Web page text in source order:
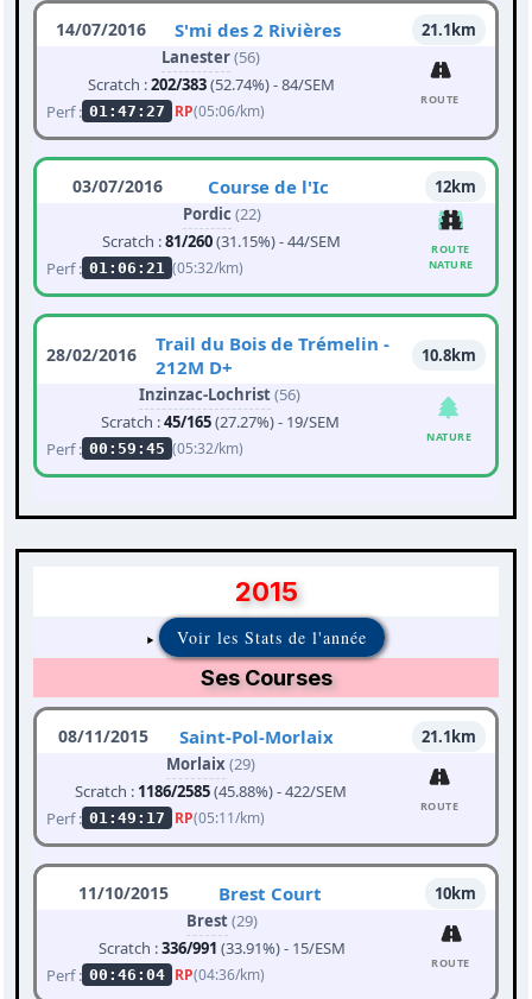
14/07/2016 S'mi des 2 Rivières
21.1km
Lanester(56)
Scratch :202/383(52.74%) - 84/SEM
Perf : 01:47:27 RP(05:06/km)
ROUTE
03/07/2016 Course de l'Ic
12km
Pordic (22)
Scratch :81/260(31.15%) - 44/SEM
Perf : 01:06:21 (05:32/km)
ROUTE
NATURE
28/02/2016
Trail du Bois de Trémelin -
212M D+
10.8km
Inzinzac-Lochrist(56)
Scratch :45/165(27.27%) - 19/SEM
Perf : 00:59:45 (05:32/km)
NATURE
2015
Voir les Stats de l'année
Ses Courses
08/11/2015 Saint-Pol-Morlaix
21.1km
Morlaix(29)
Scratch : 1186/2585(45.88%) - 422/SEM
Perf : 01:49:17 RP(05:11/km)
ROUTE
11/10/2015 Brest Court
10km
Brest(29)
Scratch :336/991 (33.91%) - 15/ESM
Perf : 00:46:04 RP(04:36/km)
ROUTE